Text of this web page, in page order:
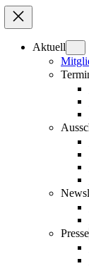
Aktuell
Presse